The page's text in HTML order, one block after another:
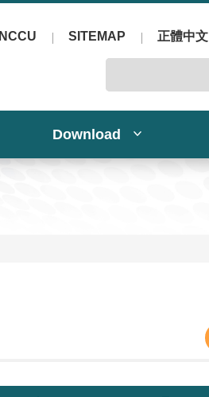
NCCU SITEMAP 正體中文
Download